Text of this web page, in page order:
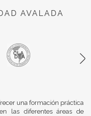
AVALADA
una formación práctica
las diferentes áreas de